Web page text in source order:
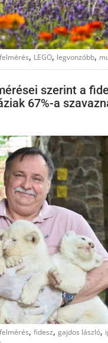
felmérés, LEGO, legvonzóbb,
szerint a
67%-a
felmérés, fidesz, gajdos lászló,